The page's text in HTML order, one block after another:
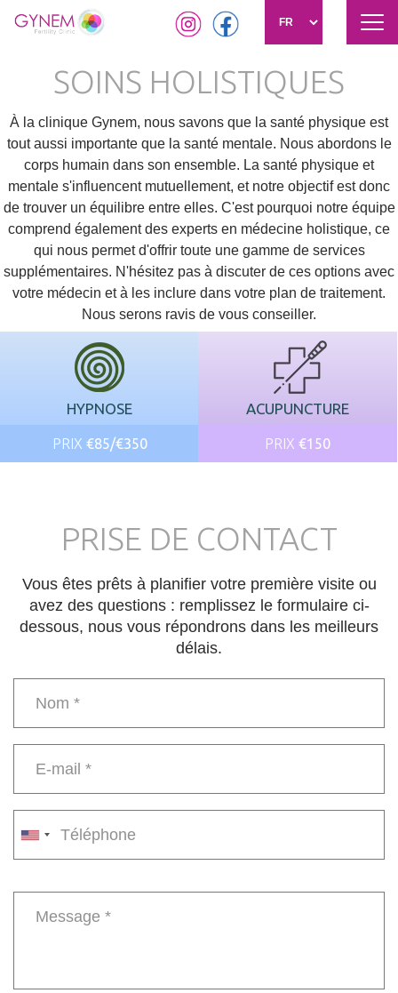
principal
SOINS HOLISTIQUES
À la clinique Gynem, nous savons que la santé physique est
tout aussi importante que la santé mentale. Nous abordons le
corps humain dans son ensemble. La santé physique et
mentale s'influencent mutuellement, et notre objectif est donc
de trouver un équilibre entre elles. C'est pourquoi notre équipe
comprend également des experts en médecine holistique, ce
qui nous permet d'offrir toute une gamme de services
supplémentaires. N'hésitez pas à discuter de ces options avec
votre médecin et à les inclure dans votre plan de traitement.
Nous serons ravis de vous conseiller.
HYPNOSE
PRIX €85/€350
ACUPUNCTURE
PRIX €150
PRISE DE CONTACT
Vous êtes prêts à planifier votre première visite ou
avez des questions : remplissez le formulaire ci-
dessous, nous vous répondrons dans les meilleurs
délais.
number